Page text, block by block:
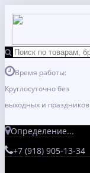
Время работы:
Круглосуточно без
выходных и праздников
Определение...
+7 (918) 905-13-34